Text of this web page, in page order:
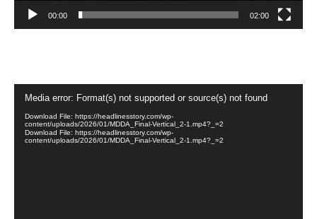
00:00 02:00
Player
Media error: Format(s) not supported or source(s) not found
Download File: https://headlinesstory.com/wp-
content/uploads/2026/01/MDDA_Final-Vertical_2-1.mp4?_=2
Download File: https://headlinesstory.com/wp-
content/uploads/2026/01/MDDA_Final-Vertical_2-1.mp4?_=2